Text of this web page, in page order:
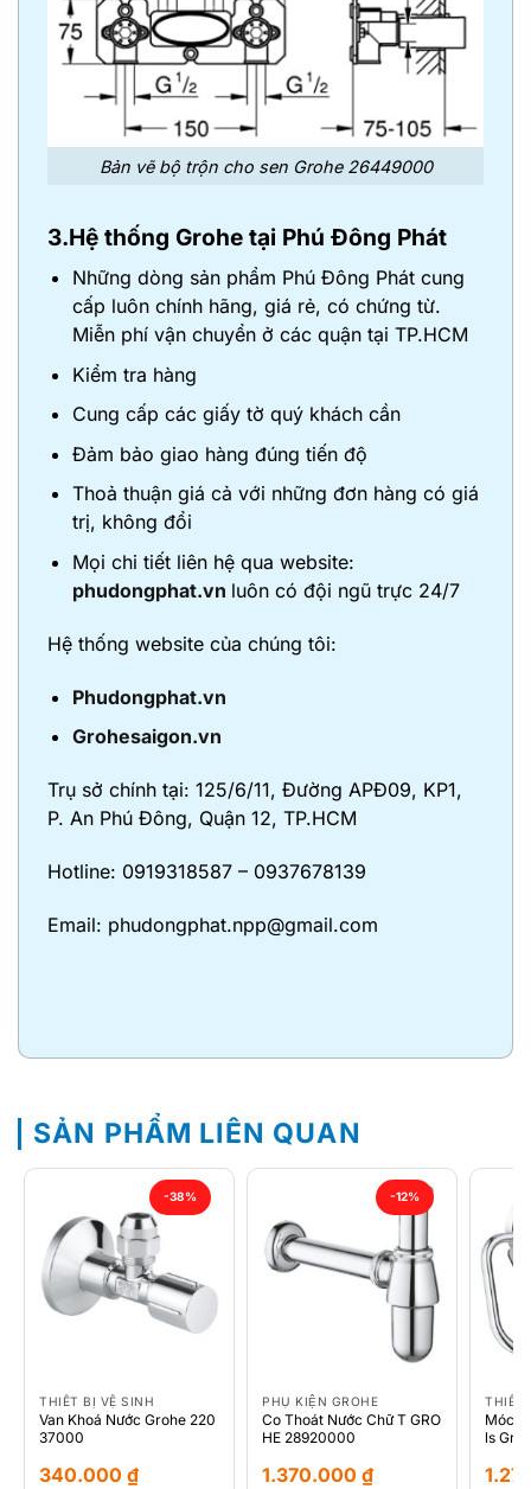
Bản vẽ bộ trộn cho sen Grohe 26449000
3.Hệ thống Grohe tại Phú Đông Phát
Những dòng sản phẩm Phú Đông Phát cung
cấp luôn chính hãng, giá rẻ, có chứng từ.
Miễn phí vận chuyển ở các quận tại TP.HCM
Kiểm tra hàng
Cung cấp các giấy tờ quý khách cần
Đảm bảo giao hàng đúng tiến độ
Thoả thuận giá cả với những đơn hàng có giá
trị, không đổi
Mọi chi tiết liên hệ qua website:
phudongphat.vn luôn có đội ngũ trực 24/7
Hệ thống website của chúng tôi:
Phudongphat.vn
Grohesaigon.vn
Trụ sở chính tại: 125/6/11, Đường APĐ09, KP1,
P. An Phú Đông, Quận 12, TP.HCM
Hotline: 0919318587 – 0937678139
Email: phudongphat.npp@gmail.com
SẢN PHẨM LIÊN QUAN
-38%
THIẾT BỊ VỆ SINH
Van Khoá Nước Grohe 220
37000
340.000 ₫
-12%
PHỤ KIỆN GROHE
Co Thoát Nước Chữ T GRO
HE 28920000
1.370.000₫
THIẾT
Móc
ls